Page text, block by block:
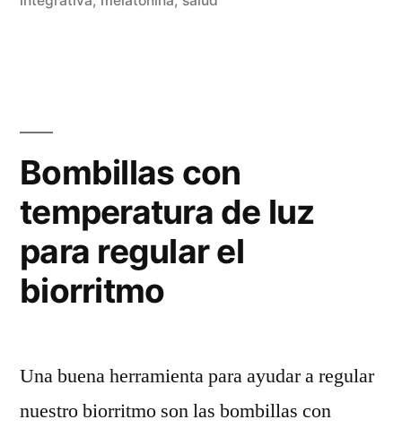
Bombillas con
temperatura de luz
para regular el
biorritmo
Una buena herramienta para ayudar a regular
nuestro biorritmo son las bombillas con